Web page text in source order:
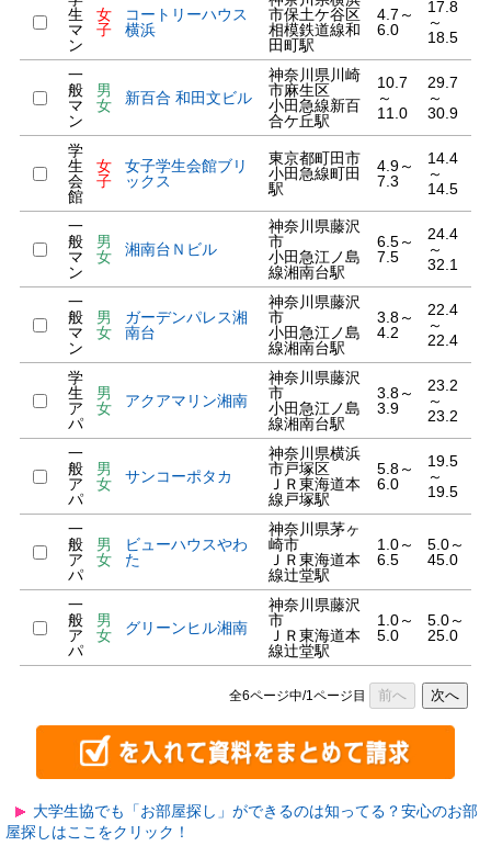
生
マ
ン
女
子
コートリーハウス
横浜
市保土ケ谷区
相模鉄道線和
田町駅
4.7～
6.0
17.8
～
18.5
一
般
マ
ン
男
女
新百合 和田文ビル
神奈川県川崎
市麻生区
小田急線新百
合ケ丘駅
10.7
～
11.0
29.7
～
30.9
学
生
会
館
女
子
女子学生会館ブリ
ックス
東京都町田市
小田急線町田
駅
4.9～
7.3
14.4
～
14.5
一
般
マ
ン
男
女
湘南台Ｎビル
神奈川県藤沢
市
小田急江ノ島
線湘南台駅
6.5～
7.5
24.4
～
32.1
一
般
マ
ン
男
女
ガーデンパレス湘
南台
神奈川県藤沢
市
小田急江ノ島
線湘南台駅
3.8～
4.2
22.4
～
22.4
学
生
ア
パ
男
女
アクアマリン湘南
神奈川県藤沢
市
小田急江ノ島
線湘南台駅
3.8～
3.9
23.2
～
23.2
一
般
ア
パ
男
女
サンコーポタカ
神奈川県横浜
市戸塚区
ＪＲ東海道本
線戸塚駅
5.8～
6.0
19.5
～
19.5
一
般
ア
パ
男
女
ビューハウスやわ
た
神奈川県茅ヶ
崎市
ＪＲ東海道本
線辻堂駅
1.0～
6.5
5.0～
45.0
一
般
ア
パ
男
女
グリーンヒル湘南
神奈川県藤沢
市
ＪＲ東海道本
線辻堂駅
1.0～
5.0
5.0～
25.0
全6ページ中/1ページ目 前へ 次へ
大学生協でも「お部屋探し」ができるのは知ってる？安心のお部
屋探しはここをクリック！